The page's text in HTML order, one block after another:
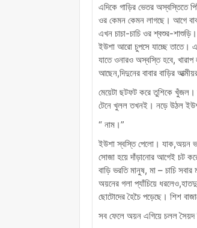
এদিকে গাড়ির ভেতর অস্বস্তিতে
ওর কেমন কেমন লাগছে। আগে
এখন চাচা-চাচি ওর শ্বশুর-
ইউশা আরো চুপসে যাচ্ছে তাতে।
যাতে ওনারও অস্বস্তি হবে,
আছেন,দিদুনের বাবার বাড়ির
মেয়েটা ছটফট করে তুশিকে খুঁজল।
টেনে খুলল তখনই। নড়ে উঠল
“ নাম।”
ইউশা স্বস্তি পেলো। যাক,অয়ন
সোজা হয়ে দাঁড়ানোর আগেই চট
বাড়ি ভরতি মানুষ, মা – চাচি
অয়নের গলা প্যাঁচিয়ে
ছোটোদের হৈচৈ পড়েছে। শিশ
সব ফেলে অয়ন এগিয়ে চলল সৈয়দ